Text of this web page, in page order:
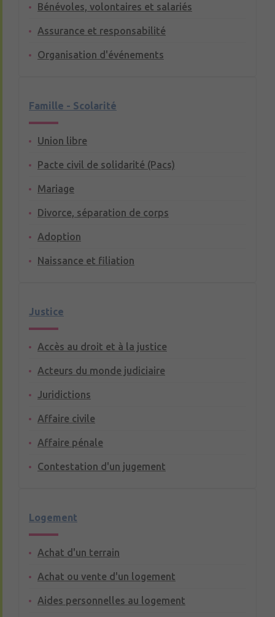
Bénévoles, volontaires et salariés
Assurance et responsabilité
Organisation d'événements
Famille - Scolarité
Union libre
Pacte civil de solidarité (Pacs)
Mariage
Divorce, séparation de corps
Adoption
Naissance et filiation
Justice
Accès au droit et à la justice
Acteurs du monde judiciaire
Juridictions
Affaire civile
Affaire pénale
Contestation d'un jugement
Logement
Achat d'un terrain
Achat ou vente d'un logement
Aides personnelles au logement